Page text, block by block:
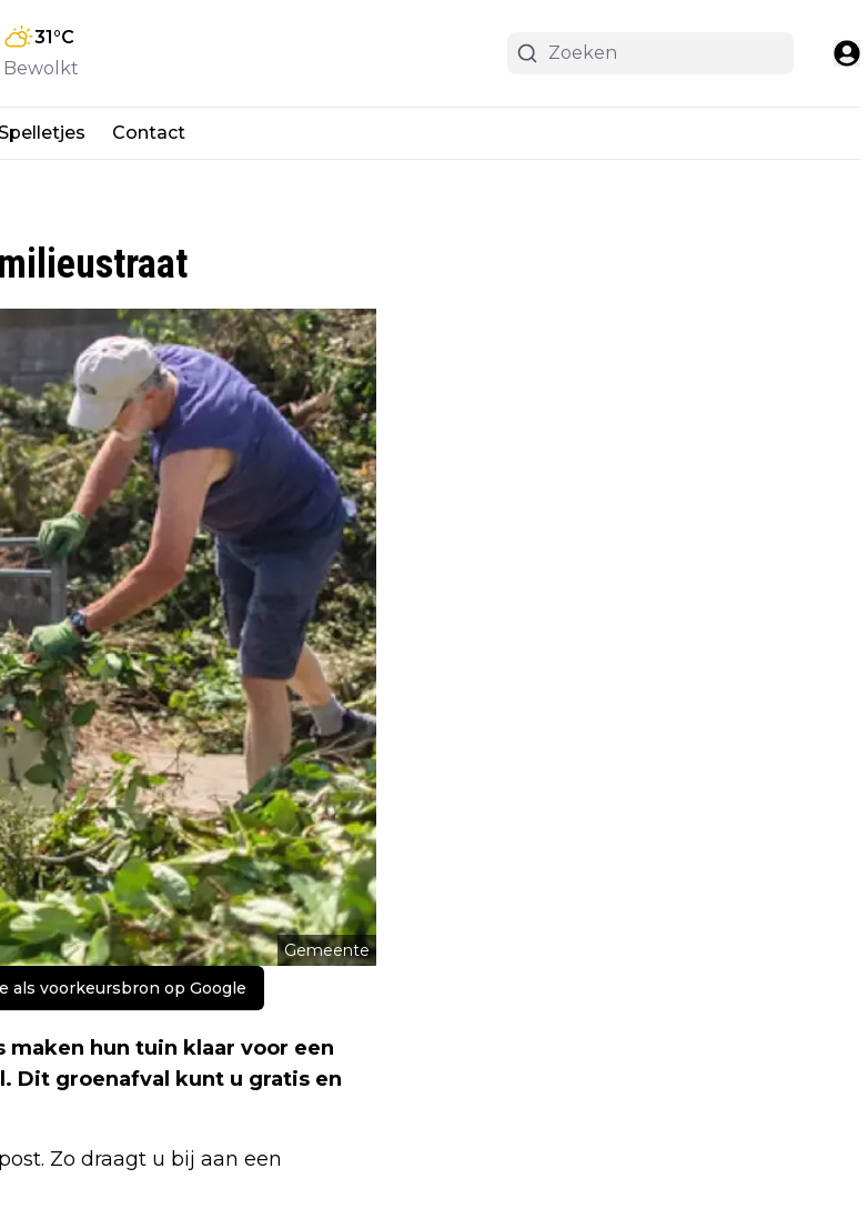
31°C
Bewolkt
Contact
Gemeente
als voorkeursbron op Google
maken hun tuin klaar voor een
Dit groenafval kunt u gratis en
Zo draagt u bij aan een